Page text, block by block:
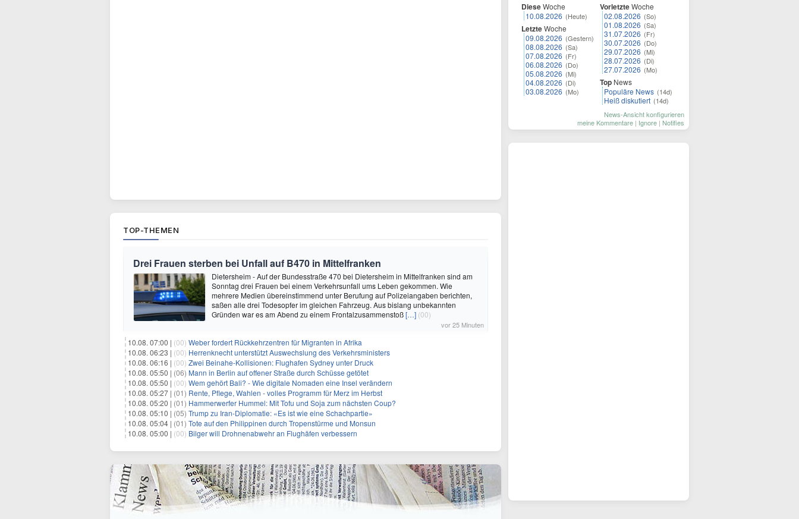
TOP-THEMEN
Drei Frauen sterben bei Unfall auf B470 in Mittelfranken
Dietersheim - Auf der Bundesstraße 470 bei Dietersheim in Mittelfranken sind am
Sonntag drei Frauen bei einem Verkehrsunfall ums Leben gekommen. Wie
mehrere Medien übereinstimmend unter Berufung auf Polizeiangaben berichten,
saßen alle drei Todesopfer im gleichen Fahrzeug. Aus bislang unbekannten
Gründen war es am Abend zu einem Frontalzusammenstoß[…] (00)
vor 25 Minuten
10.08. 07:00 | (00) Weber fordert Rückkehrzentren für Migranten in Afrika
10.08. 06:23 | (00) Herrenknecht unterstützt Auswechslung des Verkehrsministers
10.08. 06:16 | (00) Zwei Beinahe-Kollisionen: Flughafen Sydney unter Druck
10.08. 05:50 | (06) Mann in Berlin auf offener Straße durch Schüsse getötet
10.08. 05:50 | (00) Wem gehört Bali? - Wie digitale Nomaden eine Insel verändern
10.08. 05:27 | (01) Rente, Pflege, Wahlen - volles Programm für Merz im Herbst
10.08. 05:20 | (01) Hammerwerfer Hummel: Mit Tofu und Soja zum nächsten Coup?
10.08. 05:10 | (05) Trump zu Iran-Diplomatie: «Es ist wie eine Schachpartie»
10.08. 05:04 | (01) Tote auf den Philippinen durch Tropenstürme und Monsun
10.08. 05:00 | (00) Bilger will Drohnenabwehr an Flughäfen verbessern
DieseWoche
10.08.2026 (Heute)
LetzteWoche
09.08.2026 (Gestern)
08.08.2026 (Sa)
07.08.2026 (Fr)
06.08.2026 (Do)
05.08.2026 (Mi)
04.08.2026 (Di)
03.08.2026 (Mo)
VorletzteWoche
02.08.2026 (So)
01.08.2026 (Sa)
31.07.2026 (Fr)
30.07.2026 (Do)
29.07.2026 (Mi)
28.07.2026 (Di)
27.07.2026 (Mo)
Top News
Populäre News (14d)
Heiß diskutiert (14d)
News-Ansicht konfigurieren
meine Kommentare | Ignore | Notifies